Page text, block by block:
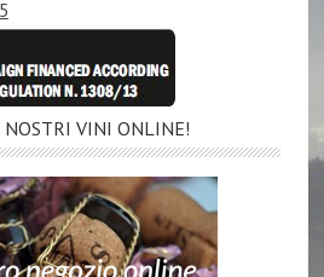
NOSTRI VINI ONLINE!